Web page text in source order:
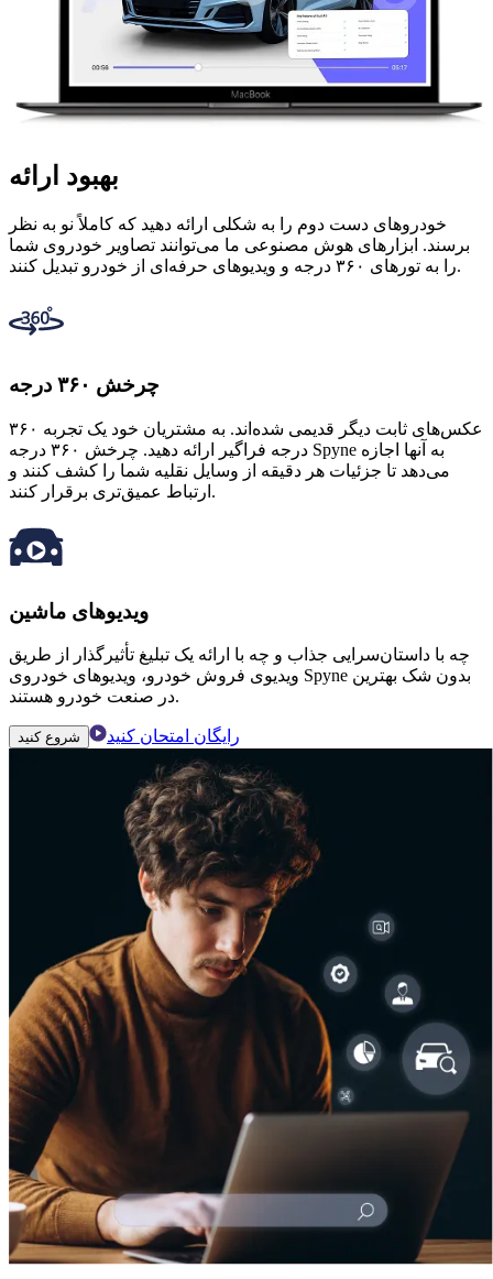
بهبود ارائه
خودروهای دست دوم را به شکلی ارائه دهید که کاملاً نو به نظر
برسند. ابزارهای هوش مصنوعی ما می‌توانند تصاویر خودروی شما
را به تورهای ۳۶۰ درجه و ویدیوهای حرفه‌ای از خودرو تبدیل کنند.
چرخش ۳۶۰ درجه
عکس‌های ثابت دیگر قدیمی شده‌اند. به مشتریان خود یک تجربه ۳۶۰
درجه فراگیر ارائه دهید. چرخش ۳۶۰ درجه Spyne به آنها اجازه
می‌دهد تا جزئیات هر دقیقه از وسایل نقلیه شما را کشف کنند و
ارتباط عمیق‌تری برقرار کنند.
ویدیوهای ماشین
چه با داستان‌سرایی جذاب و چه با ارائه یک تبلیغ تأثیرگذار از طریق
ویدیوی فروش خودرو، ویدیوهای خودروی Spyne بدون شک بهترین
در صنعت خودرو هستند.
شروع کنید رایگان امتحان کنید